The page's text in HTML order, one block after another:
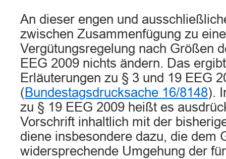
An dieser engen und
zwischen Zusammenfügung zu
Vergütungsregelung nach Größen
EEG 2009 nichts ändern. Das
Erläuterungen zu § 3 und 19 EEG
(Bundestagsdrucksache 16/8148).
zu § 19 EEG 2009 heißt es
Vorschrift inhaltlich mit der
diene insbesondere dazu, die dem
widersprechende Umgehung der